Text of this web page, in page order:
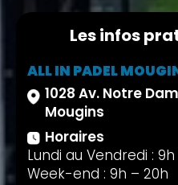
Les infos
ALL IN PADEL
1028 Av. Notre
Mougins
Horaires
Lundi au Vendredi :
Week-end : 9h – 20h